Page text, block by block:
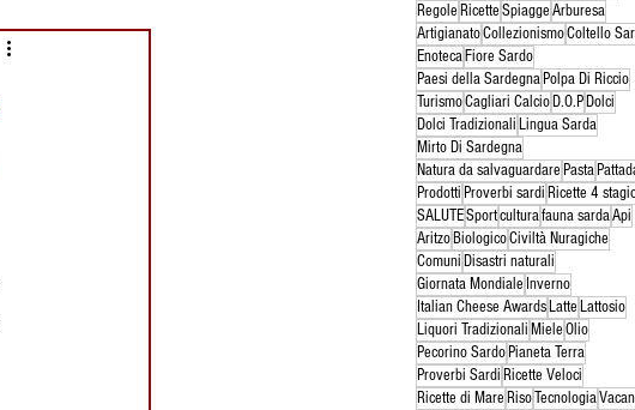
Regole RicetteSpiaggeArburesa
ArtigianatoCollezionismoColtello
EnotecaFiore Sardo
Paesi della Sardegna Polpa Di Riccio
TurismoCagliari Calcio D.O.P Dolci
Dolci Tradizionali Lingua Sarda
Mirto Di Sardegna
Natura da salvaguardare Pasta
Prodotti Proverbi sardi Ricette 4
SALUTESportculturafauna sardaApi
AritzoBiologicoCiviltà Nuragiche
Comuni Disastri naturali
Giornata Mondiale Inverno
Italian Cheese Awards Latte Lattosio
Liquori Tradizionali MieleOlio
Pecorino Sardo Pianeta Terra
Proverbi Sardi Ricette Veloci
Ricette di Mare RisoTecnologia